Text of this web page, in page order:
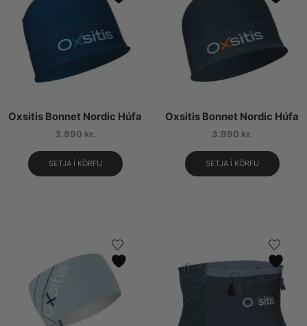
Oxsitis Bonnet Nordic Húfa
3.990 kr.
SETJA Í KÖRFU
Oxsitis Bonnet Nordic Húfa
3.990 kr.
SETJA Í KÖRFU